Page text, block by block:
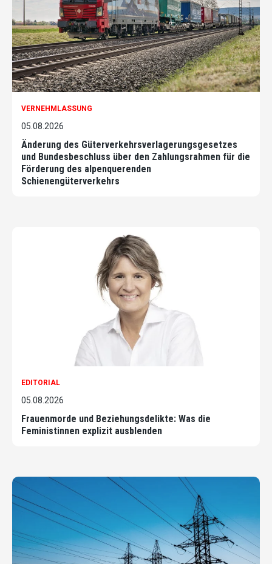
VERNEHMLASSUNG
05.08.2026
Änderung des Güterverkehrsverlagerungsgesetzes
und Bundesbeschluss über den Zahlungsrahmen für die
Förderung des alpenquerenden
Schienengüterverkehrs
EDITORIAL
05.08.2026
Frauenmorde und Beziehungsdelikte: Was die
Feministinnen explizit ausblenden